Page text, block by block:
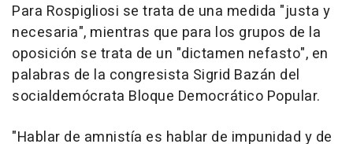
Para Rospigliosi se trata de una medida "justa y
necesaria", mientras que para los grupos de la
oposición se trata de un "dictamen nefasto", en
palabras de la congresista Sigrid Bazán del
socialdemócrata Bloque Democrático Popular.
"Hablar de amnistía es hablar de impunidad y de